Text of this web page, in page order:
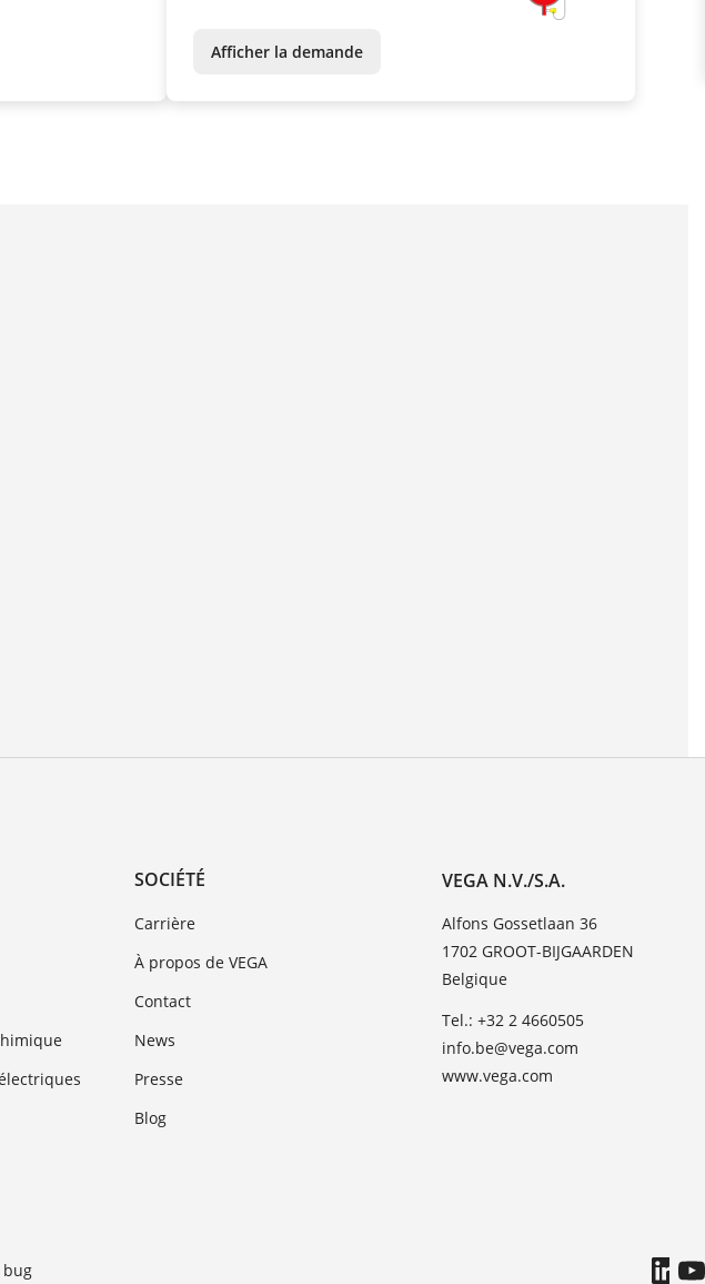
Afficher la demande
SOCIÉTÉ
Carrière
À propos de VEGA
Contact
News
Presse
Blog
VEGA N.V./S.A.
Alfons Gossetlaan 36
1702 GROOT-BIJGAARDEN
Belgique
Tel.: +32 2 4660505
info.be@vega.com
www.vega.com
bug